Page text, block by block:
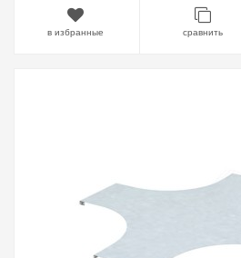
в избранные сравнить